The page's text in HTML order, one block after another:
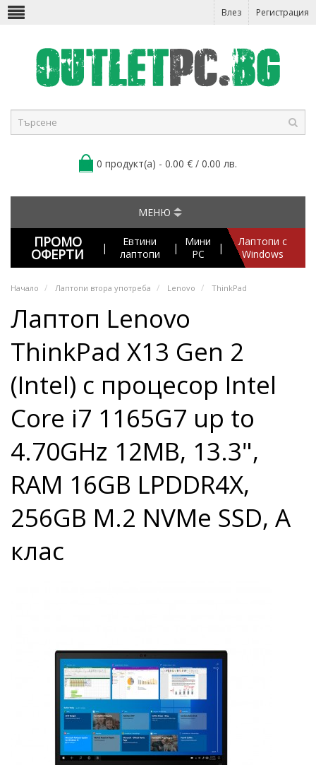
Влез Регистрация
0 продукт(а) - 0.00 € / 0.00 лв.
МЕНЮ
ПРОМО
ОФЕРТИ |
Евтини
лаптопи
|
Мини
PC
|
Лаптопи с
Windows
Начало Лаптопи втора употреба Lenovo ThinkPad
Лаптоп Lenovo
ThinkPad X13 Gen 2
(Intel) с процесор Intel
Core i7 1165G7 up to
4.70GHz 12MB, 13.3",
RAM 16GB LPDDR4X,
256GB M.2 NVMe SSD, A
клас